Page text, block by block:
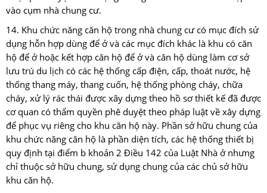
vào cụm nhà chung cư.
14. Khu chức năng căn hộ trong nhà chung cư có mục đích sử
dụng hỗn hợp dùng để ở và các mục đích khác là khu có căn
hộ để ở hoặc kết hợp căn hộ để ở và căn hộ dùng làm cơ sở
lưu trú du lịch có các hệ thống cấp điện, cấp, thoát nước, hệ
thống thang máy, thang cuốn, hệ thống phòng cháy, chữa
cháy, xử lý rác thái được xây dựng theo hồ sơ thiết kế đã được
cơ quan có thẩm quyền phê duyệt theo pháp luật về xây dựng
để phục vụ riêng cho khu căn hộ này. Phần sở hữu chung của
khu chức năng căn hộ là phần diện tích, các hệ thống thiết bị
quy định tại điểm b khoản 2 Điều 142 của Luật Nhà ở nhưng
chỉ thuộc sở hữu chung, sử dụng chung của các chủ sở hữu
khu căn hộ.